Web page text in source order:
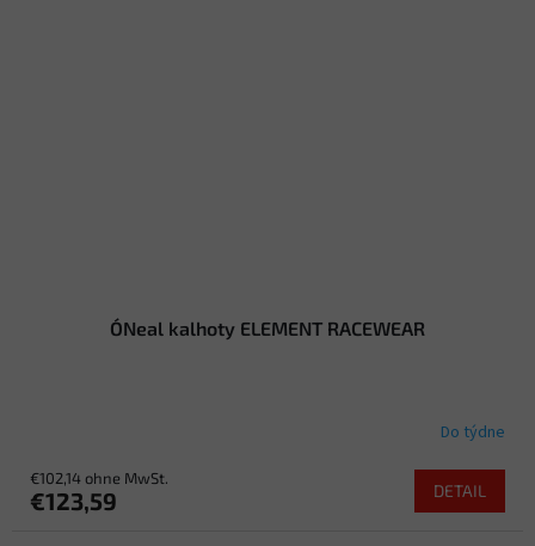
O´Neal kalhoty ELEMENT RACEWEAR
Do týdne
€102,14 ohne MwSt.
€123,59 DETAIL